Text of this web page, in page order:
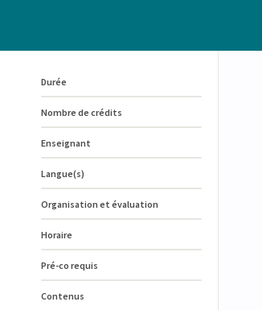
Durée
Nombre de crédits
Enseignant
Langue(s)
Organisation et évaluation
Horaire
Pré-co requis
Contenus